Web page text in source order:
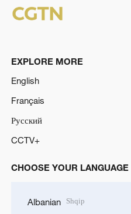
e
EXPLORE MORE
English
Français
Русский
CCTV+
CHOOSE YOUR LANGUAGE
Albanian Shqip